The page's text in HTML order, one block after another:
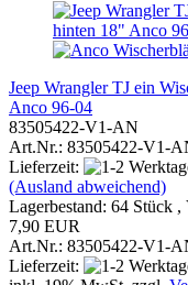
Jeep Wrangler TJ ein
Anco 96-04
83505422-V1-AN
Art.Nr.: 83505422-V1-
Lieferzeit:
(Ausland abweichend)
Lagerbestand: 64 Stück ,
7,90 EUR
Art.Nr.: 83505422-V1-
Lieferzeit: